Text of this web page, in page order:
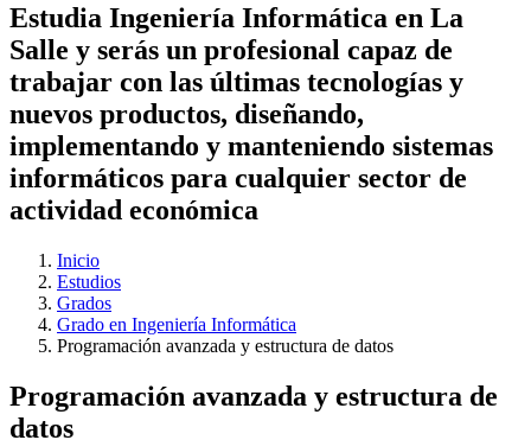
Estudia Ingeniería Informática en La
Salle y serás un profesional capaz de
trabajar con las últimas tecnologías y
nuevos productos, diseñando,
implementando y manteniendo sistemas
informáticos para cualquier sector de
actividad económica
Inicio
Estudios
Grados
Grado en Ingeniería Informática
Programación avanzada y estructura de datos
Programación avanzada y estructura de
datos